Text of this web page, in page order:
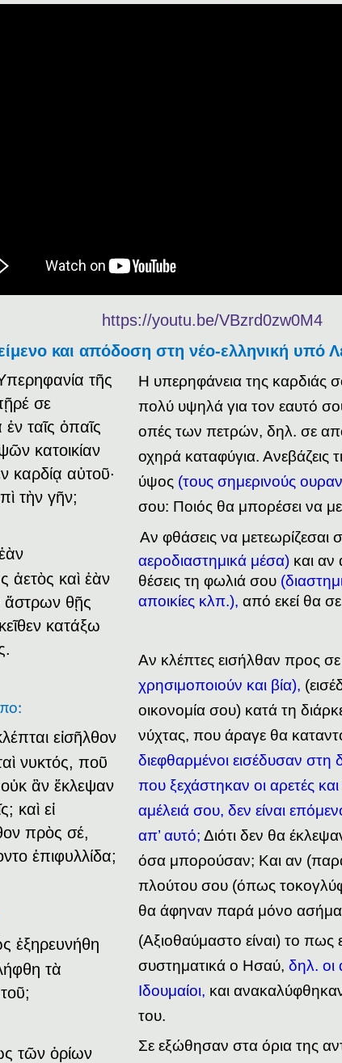
https://youtu.be/VBzrd0zw0M4
και απόδοση στη νέο-ελληνική υπό
τῆς
σε
ταῖς ὀπαῖς
κατοικίαν
καρδίᾳ αὐτοῦ·
τὴν γῆν;
ἀετὸς καὶ ἐὰν
θῇς
κατάξω
εἰσῆλθον
νυκτός, ποῦ
ἂν ἔκλεψαν
καὶ εἰ
πρὸς σέ,
ἐπιφυλλίδα;
ἐξηρευνήθη
τὰ
τῶν ὁρίων
Η υπερηφάνεια της καρδιάς
πολύ υψηλά για τον εαυτό
οπές των πετρών, δηλ. σε
οχηρά καταφύγια. Ανεβάζεις
ύψος (τους σημερινούς
σου: Ποιός θα μπορέσει να
Αν φθάσεις να μετεωρίζεσαι
αεροδιαστημικά μέσα) και
θέσεις τη φωλιά σου
αποικίες κλπ.),από εκεί θα
Αν κλέπτες εισήλθαν προς
χρησιμοποιούν και βία),
οικονομία σου) κατά τη
νύχτας, που άραγε θα
διεφθαρμένοι εισέδυσαν στη
που ξεχάστηκαν οι αρετές
αμέλειά σου, δεν είναι
απ’ αυτό; Διότι δεν θα
όσα μπορούσαν; Και αν
πλούτου σου (όπως
θα άφηναν παρά μόνο
(Αξιοθαύμαστο είναι) το πως
συστηματικά ο Ησαύ,δηλ. οι
Ιδουμαίοι, και
του.
Σε εξώθησαν στα όρια της